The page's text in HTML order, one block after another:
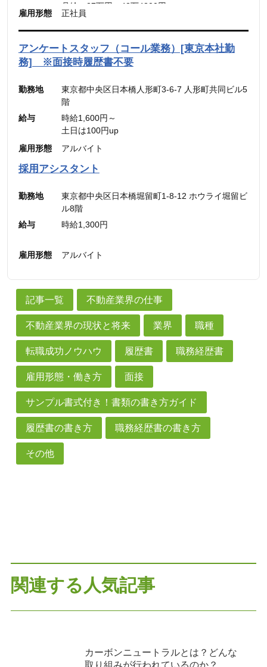
（固定残業代：45時間分【7万8,500円〜12万
5,600円】含む。）
※45時間を超える時間外労働分についての割増賃
金は別途追加支給
月給：27万円～42万4300円
（固定残業代：45時間分【7万円～10万9900
円】）
（45時間を超える時間外労働分についての割増賃
金は別途追加支給）
雇用形態 正社員
アンケートスタッフ（コール業務）[東京本社勤
務] ※面接時履歴書不要
勤務地
東京都中央区日本橋人形町3-6-7 人形町共同ビル5
階
給与
時給1,600円～
土日は100円up
雇用形態
アルバイト
採用アシスタント
勤務地
東京都中央区日本橋堀留町1-8-12 ホウライ堀留ビ
ル8階
給与
時給1,300円
雇用形態 アルバイト
記事一覧 不動産業界の仕事
不動産業界の現状と将来 業界 職種
転職成功ノウハウ 履歴書 職務経歴書
雇用形態・働き方 面接
サンプル書式付き！書類の書き方ガイド
履歴書の書き方 職務経歴書の書き方
その他
関連する人気記事
カーボンニュートラルとは？どんな
取り組みが行われているのか？